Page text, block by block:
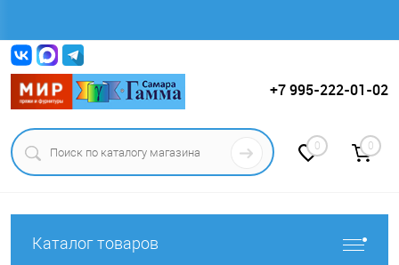
+7 995-222-01-02
0 0
Каталог товаров